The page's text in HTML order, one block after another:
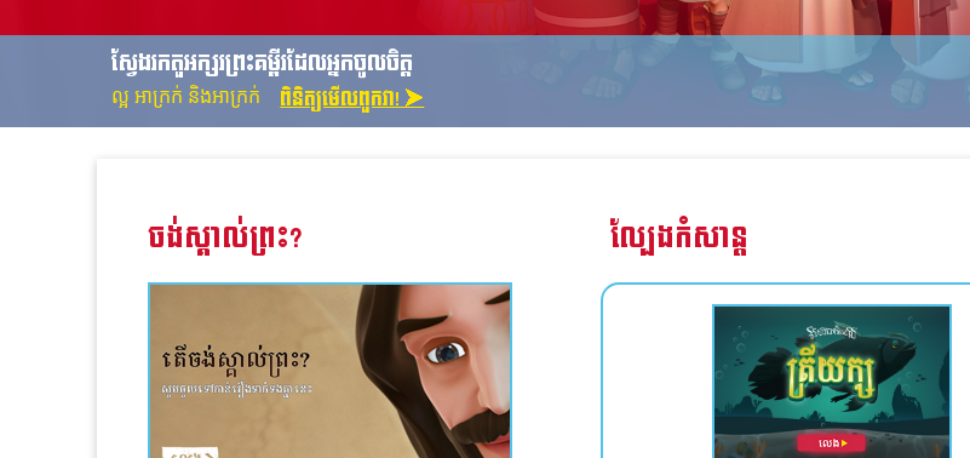
ស្វែងរកតួអក្សរព្រះគម្ពីរដែលអ្នកចូលចិត្ត
ល្អ អាក្រក់ និងអាក្រក់ ពិនិត្យមើលពួកវា! ➤
ចង់ស្គាល់ព្រះ? ល្បែងកំសាន្ត